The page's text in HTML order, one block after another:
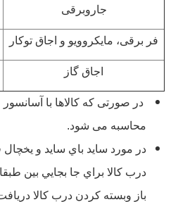
جاروبرقی
فر برقی، مایکروویو و اجاق توکار
اجاق گاز
در صورتی که کالاها با
محاسبه می شود.
در مورد سايد باي سايد و يخچال
باز وبسته کردن درب کالا